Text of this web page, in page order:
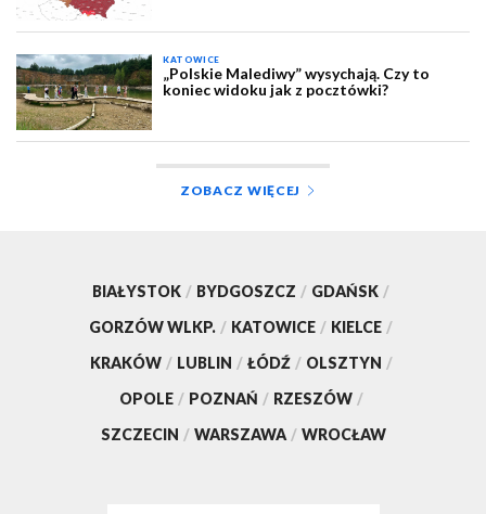
KATOWICE
„Polskie Malediwy” wysychają. Czy to
koniec widoku jak z pocztówki?
ZOBACZ WIĘCEJ
BIAŁYSTOK / BYDGOSZCZ / GDAŃSK /
GORZÓW WLKP. / KATOWICE / KIELCE /
KRAKÓW / LUBLIN / ŁÓDŹ / OLSZTYN /
OPOLE / POZNAŃ / RZESZÓW /
SZCZECIN / WARSZAWA / WROCŁAW